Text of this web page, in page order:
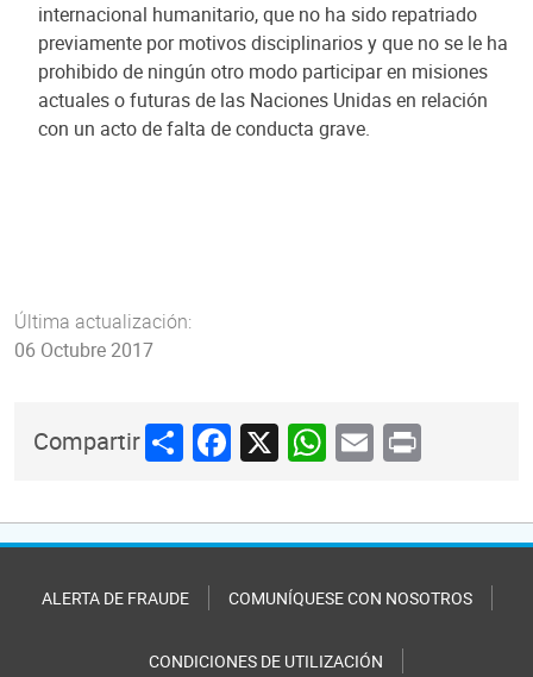
internacional humanitario, que no ha sido repatriado
previamente por motivos disciplinarios y que no se le ha
prohibido de ningún otro modo participar en misiones
actuales o futuras de las Naciones Unidas en relación
con un acto de falta de conducta grave.
Última actualización:
06 Octubre 2017
CompartirShareFacebook
X WhatsApp
Email
Print
ALERTA DE FRAUDE COMUNÍQUESE CON NOSOTROS
CONDICIONES DE UTILIZACIÓN